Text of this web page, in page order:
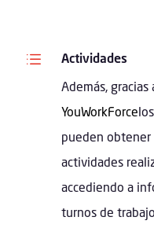
d
Actividades
Además,
YouWorkForce
pueden obtener
actividades
accediendo a
turnos de